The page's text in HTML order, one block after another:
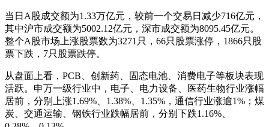
当日A股成交额为1.33万亿元，较前一个交易日减少716亿元，
其中沪市成交额为5002.12亿元，深市成交额为8095.45亿元。
整个A股市场上涨股票数为3271只，66只股票涨停，1866只股
票下跌，7只股票跌停。
从盘面上看，PCB、创新药、固态电池、消费电子等板块表现
活跃。申万一级行业中，电子、电力设备、医药生物行业涨幅
居前，分别上涨1.69%、1.38%、1.35%，通信行业涨逾1%；煤
炭、交通运输、钢铁行业跌幅居前，分别下跌1.16%、